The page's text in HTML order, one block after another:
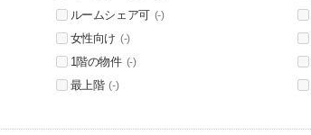
ルームシェア可 (-)
女性向け (-)
1階の物件 (-)
最上階 (-)